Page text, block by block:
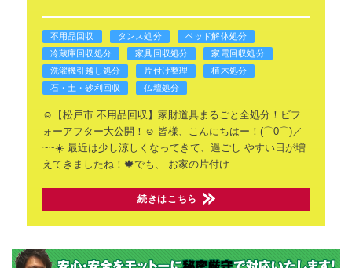
不用品回収 タンス処分
ベッド解体処分
冷蔵庫回収処分
家具回収処分
家電回収処分
洗濯機引越し処分
片付け整理
植木処分
石・土・砂利回収
仏壇処分
☺️【松戸市 不用品回収】家財道具まるごと全処分！ビフ
ォーアフター大公開！☺️ 皆様、こんにちはー！(⌒0⌒)／
~~☀️最近は少し涼しくなってきて、過ごし やすい日が増
えてきましたね！🍁でも、
お家の片付け
続きはこちら